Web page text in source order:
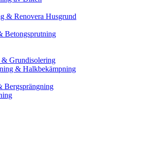
& Renovera Husgrund
Betongsprutning
& Grundisolering
& Halkbekämpning
Bergsprängning